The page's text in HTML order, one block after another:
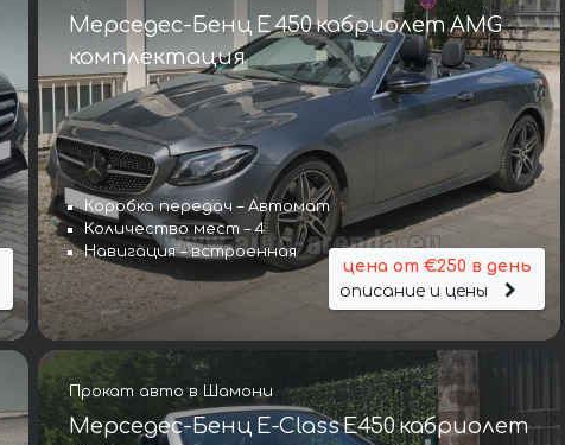
Мерседес-Бенц E 450 кабриолет AMG
комплектация
Коробка передач – Автомат
Количество мест – 4
Навигация – встроенная
цена от €250 в день
описание и цены
Прокат авто в Шамони
Мерседес-Бенц E-Class E450 кабриолет